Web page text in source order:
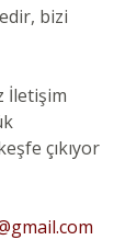
bizi
İletişim
çıkıyor